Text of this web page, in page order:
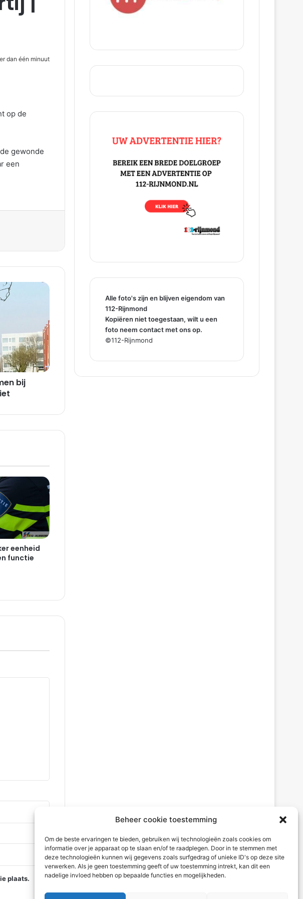
Beheer cookie toestemming
Om de beste ervaringen te bieden, gebruiken wij technologieën zoals cookies om
informatie over je apparaat op te slaan en/of te raadplegen. Door in te stemmen met
deze technologieën kunnen wij gegevens zoals surfgedrag of unieke ID's op deze site
verwerken. Als je geen toestemming geeft of uw toestemming intrekt, kan dit een
nadelige invloed hebben op bepaalde functies en mogelijkheden.
dan één minuut
op de
gewonde
een
bij
eenheid
functie
plaats.
Alle foto's zijn en blijven eigendom van
112-Rijnmond
Kopiëren niet toegestaan, wilt u een
foto neem contact met ons op.
©112-Rijnmond